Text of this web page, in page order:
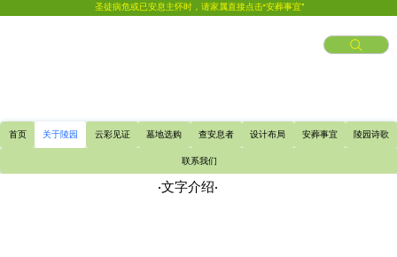
圣徒病危或已安息主怀时，请家属直接点击“安葬事宜”
首页 关于陵园 云彩见证 墓地选购 查安息者 设计布局 安葬事宜 陵园诗歌
联系我们
·文字介绍·